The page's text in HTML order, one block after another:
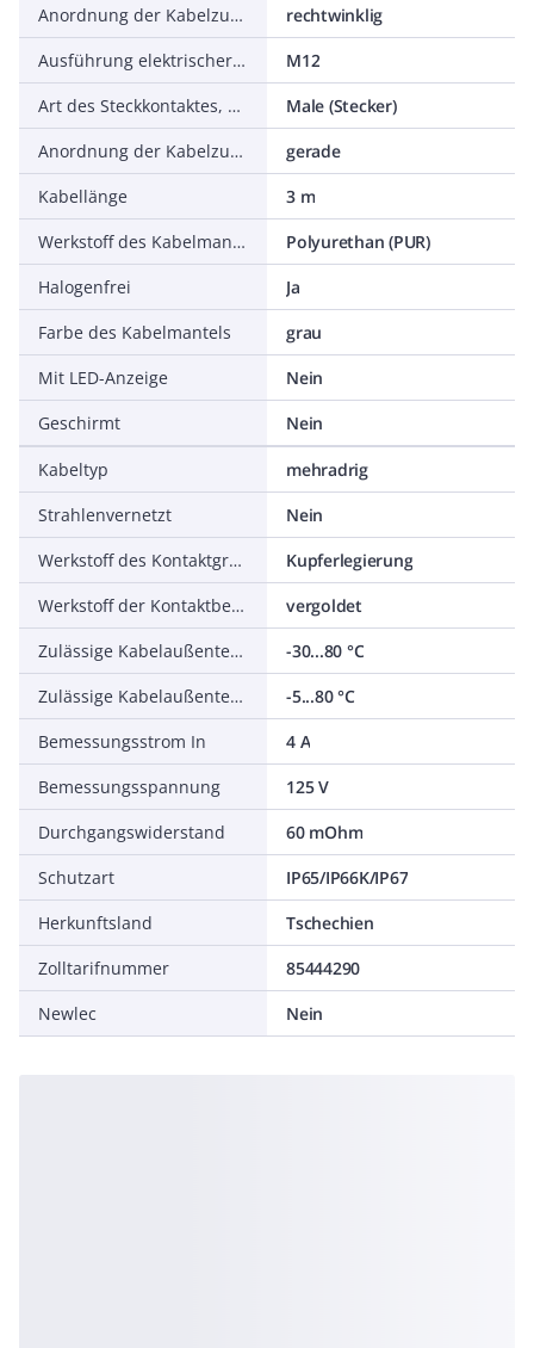
Anordnung der Kabelzuführung, feldseitig
rechtwinklig
Ausführung elektrischer Anschluss, gehäuseseitig
M12
Art des Steckkontaktes, gehäuseseitig
Male (Stecker)
Anordnung der Kabelzuführung, gehäuseseitig
gerade
Kabellänge
3 m
Werkstoff des Kabelmantels
Polyurethan (PUR)
Halogenfrei
Ja
Farbe des Kabelmantels
grau
Mit LED-Anzeige
Nein
Geschirmt
Nein
Kabeltyp
mehradrig
Strahlenvernetzt
Nein
Werkstoff des Kontaktgrundkörpers
Kupferlegierung
Werkstoff der Kontaktbeschichtung
vergoldet
Zulässige Kabelaußentemperatur nach Montage ohne Erschütterung
-30...80 °C
Zulässige Kabelaußentemperatur bei Montage/Handling
-5...80 °C
Bemessungsstrom In
4 A
Bemessungsspannung
125 V
Durchgangswiderstand
60 mOhm
Schutzart
IP65/IP66K/IP67
Herkunftsland
Tschechien
Zolltarifnummer
85444290
Newlec
Nein